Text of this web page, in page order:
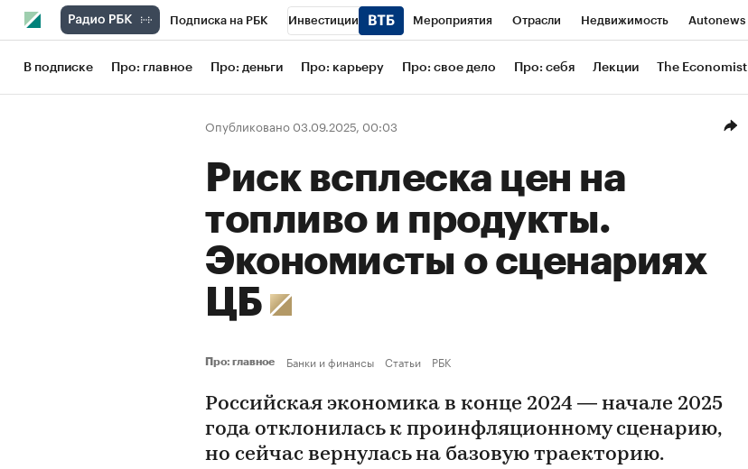
Подписка на РБК Инвестиции Мероприятия Отрасли Недвижимость Autonews
Школа управления РБК РБК Образование РБК Life Тренды Визионеры
Рынок наличной валюты
В подписке Про: главное Про: деньги Про: карьеру Про: свое дело Про: себя Лекции The Economist
Опубликовано 03.09.2025, 00:03
Риск всплеска цен на
топливо и продукты.
Экономисты о сценариях
ЦБ
Про: главное Банки и финансы Статьи РБК
Российская экономика в конце 2024 — начале 2025
года отклонилась к проинфляционному сценарию,
но сейчас вернулась на базовую траекторию.